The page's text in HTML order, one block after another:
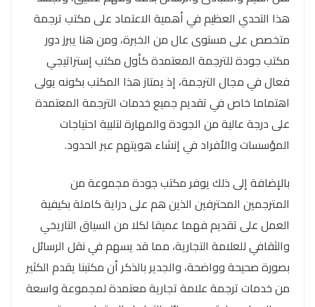
هذا التحدي العظيم في أهمية الاعتماد على مكتب ترجمة
متخصص على مستوى عال من الخبرة، ومن هنا يبرز دور
مكتب جودة للترجمة المعتمدة كأول مكتب إستراتيجي
فعال في مجال الترجمة، إذ يمتاز هذا المكتب بكونه يولى
اهتماما خاص في تقديم جميع خدمات الترجمة المعتمدة
على درجة عالية من الجودة والمهارة لتلبية احتياجات
المؤسسات والأفراد في إنشاء هويتهم عبر الحدود.
بالإضافة إلى ذلك يوفر مكتب جودة مجموعة من
المترجمين المحترفين الذين هم على دراية كاملة بكيفية
العمل على تقديم فهما عميقا لكلا من السياق التاريخي
والثقافي للعلامة التجارية، مما قد يسهم في نقل الرسائل
بصورة صحيحة وواضحة، والجدير بالذكر أن مكتبنا يقدم الكثير
من خدمات ترجمة علامة تجارية معتمدة لمجموعة واسعة